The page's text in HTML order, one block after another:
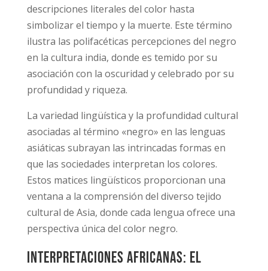
descripciones literales del color hasta
simbolizar el tiempo y la muerte. Este término
ilustra las polifacéticas percepciones del negro
en la cultura india, donde es temido por su
asociación con la oscuridad y celebrado por su
profundidad y riqueza.
La variedad lingüística y la profundidad cultural
asociadas al término «negro» en las lenguas
asiáticas subrayan las intrincadas formas en
que las sociedades interpretan los colores.
Estos matices lingüísticos proporcionan una
ventana a la comprensión del diverso tejido
cultural de Asia, donde cada lengua ofrece una
perspectiva única del color negro.
Interpretaciones africanas: El